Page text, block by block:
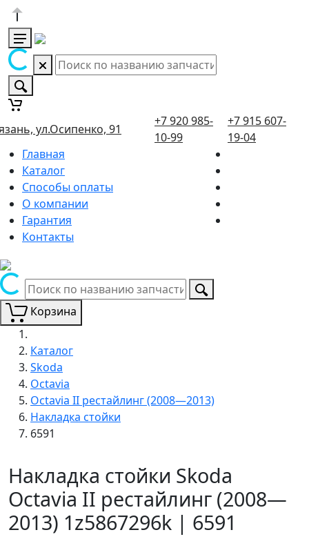
ул.Осипенко, 91
+7 920 985-
10-99
+7 915 607-
19-04
Главная
Каталог
Способы оплаты
О компании
Гарантия
Контакты
Корзина
Каталог
Skoda
Octavia
Octavia II рестайлинг (2008—2013)
Накладка стойки
6591
Накладка стойки Skoda
Octavia II рестайлинг (2008—
2013) 1z5867296k | 6591